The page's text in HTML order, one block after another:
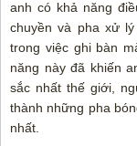
anh có khả năng
chuyền và pha xử
trong việc ghi bàn
năng này đã khiến
sắc nhất thế giới,
thành những pha
nhất.